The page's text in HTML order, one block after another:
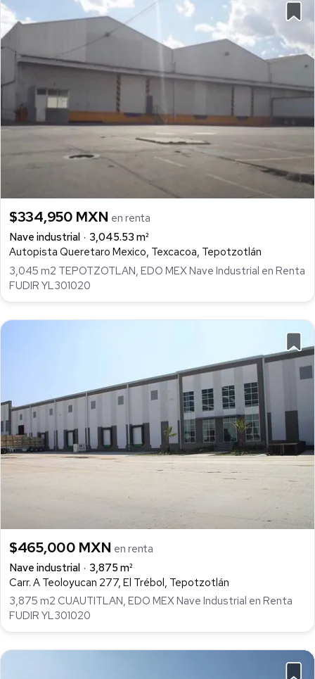
$334,950 MXN en renta
Nave industrial
3,045.53 m²
Autopista Queretaro Mexico, Texcacoa, Tepotzotlán
3,045 m2 TEPOTZOTLAN, EDO MEX Nave Industrial en Renta
FUDIR YL301020
$465,000 MXN en renta
Nave industrial
3,875 m²
Carr. A Teoloyucan 277, El Trébol, Tepotzotlán
3,875 m2 CUAUTITLAN, EDO MEX Nave Industrial en Renta
FUDIR YL301020